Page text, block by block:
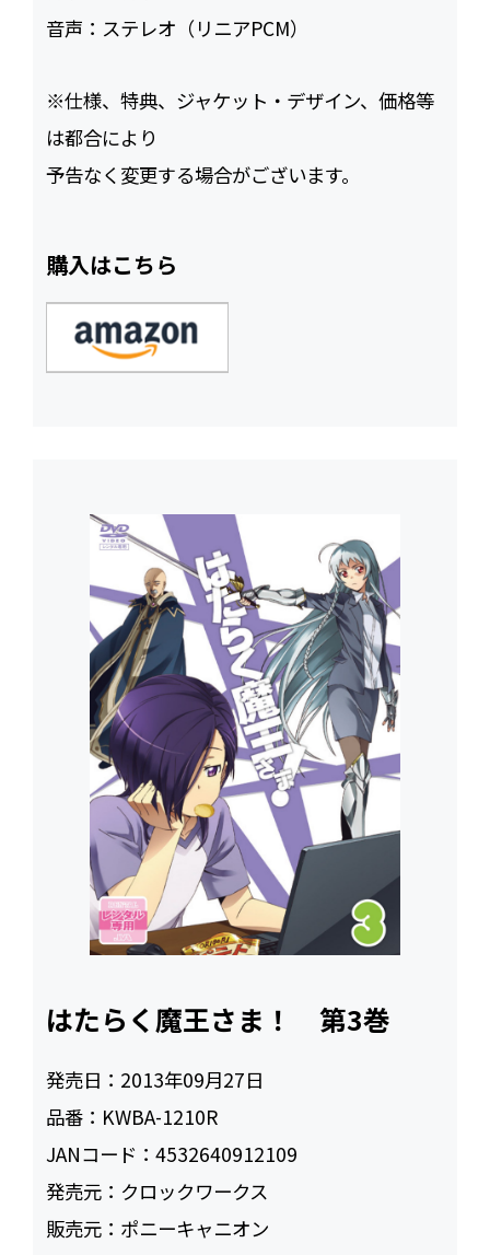
音声： ステレオ（リニアPCM）
※仕様、特典、ジャケット・デザイン、価格等
は都合により
予告なく変更する場合がございます。
購入はこちら
はたらく魔王さま！ 第3巻
発売日： 2013年09月27日
品番： KWBA-1210R
JANコード：4532640912109
発売元： クロックワークス
販売元： ポニーキャニオン